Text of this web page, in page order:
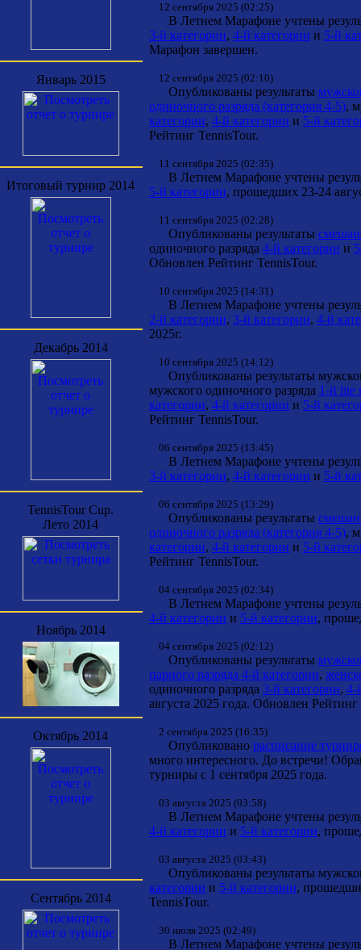
Январь 2015
Итоговый турнир 2014
Декабрь 2014
TennisTour Cup.
Лето 2014
Ноябрь 2014
Октябрь 2014
Сентябрь 2014
12 сентября 2025 (02:25)
В Летнем Марафоне учтены
3-й категории, 4-й категории и 5-й
Марафон завершен.
12 сентября 2025 (02:10)
Опубликованы результаты
одиночного разряда (категория 4-5),
категории, 4-й категории и 5-й
Рейтинг TennisTour.
11 сентября 2025 (02:35)
В Летнем Марафоне учтены
5-й категории, прошедших 23-24
11 сентября 2025 (02:28)
Опубликованы результаты
одиночного разряда 4-й категории и
Обновлен Рейтинг TennisTour.
10 сентября 2025 (14:31)
В Летнем Марафоне учтены
2-й категории, 3-й категории, 4-й
2025г.
10 сентября 2025 (14:12)
Опубликованы результаты
мужского одиночного разряда 1-й lite
категории, 4-й категории и 5-й
Рейтинг TennisTour.
06 сентября 2025 (13:45)
В Летнем Марафоне учтены
3-й категории, 4-й категории и 5-й
06 сентября 2025 (13:29)
Опубликованы результаты
одиночного разряда (категория 4-5),
категории, 4-й категории и 5-й
Рейтинг TennisTour.
04 сентября 2025 (02:34)
В Летнем Марафоне учтены
4-й категории и 5-й категории,
04 сентября 2025 (02:12)
Опубликованы результаты
парного разряда 4-й категории,
одиночного разряда 3-й категории, 4-
августа 2025 года. Обновлен Рейтинг
2 сентября 2025 (16:35)
Опубликовано расписание
много интересного. До встречи!
турниры с 1 сентября 2025 года.
03 августа 2025 (03:58)
В Летнем Марафоне учтены
4-й категории и 5-й категории,
03 августа 2025 (03:43)
Опубликованы результаты
категории и 5-й категории,
TennisTour.
30 июля 2025 (02:49)
В Летнем Марафоне учтены